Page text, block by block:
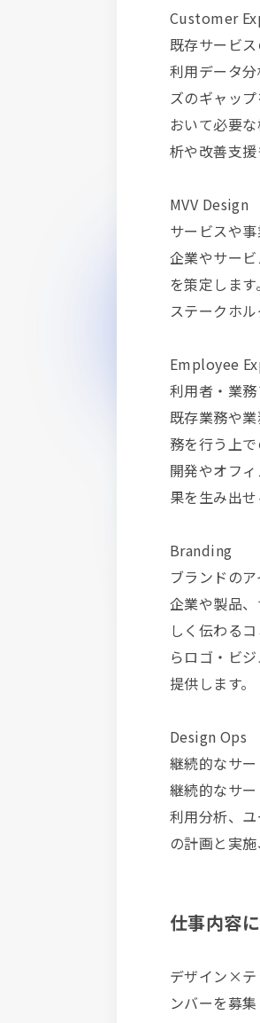
Customer
既存サービ
利用データ
ズのギャッ
おいて必要
析や改善支援
MVV Design
サービスや
企業やサー
を策定しま
ステークホ
Employee
利用者・業
既存業務や
務を行う上
開発やオフ
果を生み出せ
Branding
ブランドの
企業や製品
しく伝わる
らロゴ・ビ
提供します。
Design Ops
継続的なサ
継続的なサ
利用分析、
の計画と実
仕事内容
デザイン×テ
ンバーを募集